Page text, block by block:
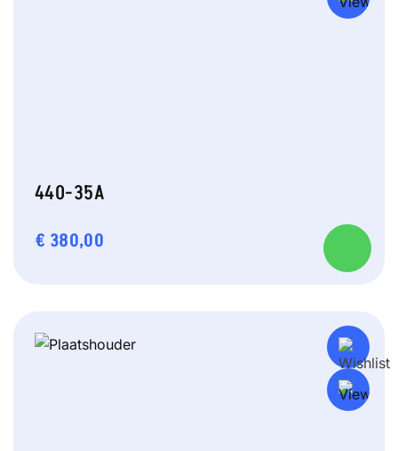
440-35A
€ 380,00